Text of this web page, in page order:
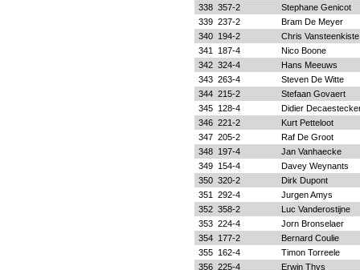
338 357-2
Stephane Genicot
339 237-2
Bram De Meyer
340
194-2
Chris Vansteenkiste
341
187-4
Nico Boone
342 324-4
Hans Meeuws
343 263-4
Steven De Witte
344 215-2
Stefaan Govaert
345
128-4
Didier
346 221-2
Kurt Petteloot
347 205-2
Raf De Groot
348
197-4
Jan Vanhaecke
349
154-4
Davey Weynants
350 320-2
Dirk Dupont
351
292-4
Jurgen Amys
352 358-2
Luc Vanderostijne
353 224-4
Jorn Bronselaer
354
177-2
Bernard Coulie
355
162-4
Timon Torreele
356 225-4
Erwin Thys